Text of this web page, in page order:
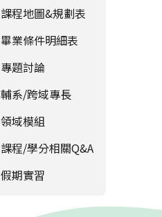
課程地圖&規劃表
畢業條件明細表
專題討論
輔系/跨域專長
領域模組
課程/學分相關Q&A
假期實習